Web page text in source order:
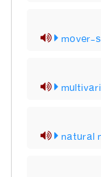
mover-
natural